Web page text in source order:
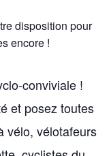
disposition pour
encore !
conviviale !
et posez toutes
vélo, vélotafeurs